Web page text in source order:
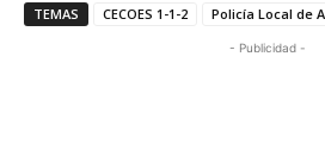
TEMAS CECOES 1-1-2 Policía Local de
- Publicidad -